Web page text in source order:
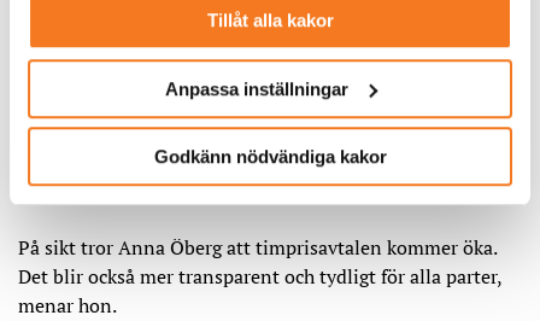
Tillåt alla kakor
Anpassa inställningar
Godkänn nödvändiga kakor
– Det är bra att
fastprisavtalen är tillbaka, men det är viktigt att de är
konstruerade så att man kan lägga över risken på
kunderna.
På sikt tror Anna Öberg att timprisavtalen kommer öka.
Det blir också mer transparent och tydligt för alla parter,
menar hon.